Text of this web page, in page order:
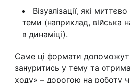
Візуалізації, які
теми (наприклад, війська
в динаміці).
Саме ці формати
зануритись у тему та
ходу» – дорогою на роботу